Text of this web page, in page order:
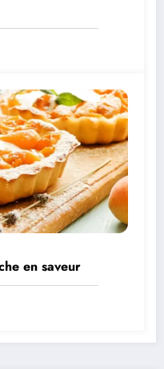
en saveur